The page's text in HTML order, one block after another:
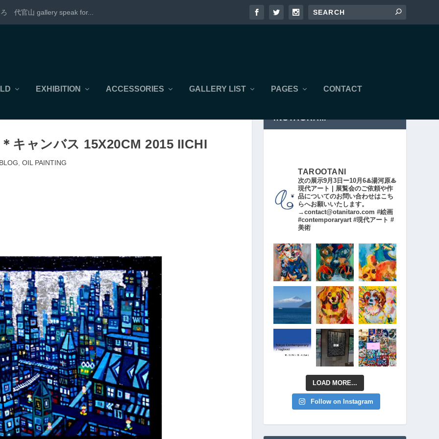
代官山 gallery speak for...
EXHIBITION ACCESSORIES GALLERY LIST PAGES CONTACT
キャンバス 15X20CM 2015 IICHI
OIL PAINTING
INSTAGRAM
TAROOTANI
次の展示9月3日ー10月6♨️湯河原♨️
現代アート | 展覧会のご依頼や作
品についてのお問い合わせはこち
らへお願いいたします。
→contact@otanitaro.com #絵画
#contemporaryart #現代アート #
美術
LOAD MORE...
Follow on Instagram